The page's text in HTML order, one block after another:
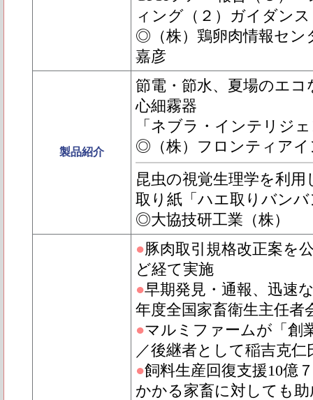
ィング（２）ガイダン
◎（株）鶏卵肉情報セン
嘉彦
製品紹介
節電・節水、夏場のエ
心細霧器
「ネブラ・インテリジ
◎（株）フロンティア
昆虫の視覚生理学を利
取り紙「ハエ取りバンバ
◎大協技研工業（株）
●豚肉取引規格改正案を
ど経て実施
●早期発見・通報、迅速
年度全国家畜衛生主任者
●マルミファームが「創
／後継者として稲吉克
●飼料生産回復支援10億
かかる家畜に対しても